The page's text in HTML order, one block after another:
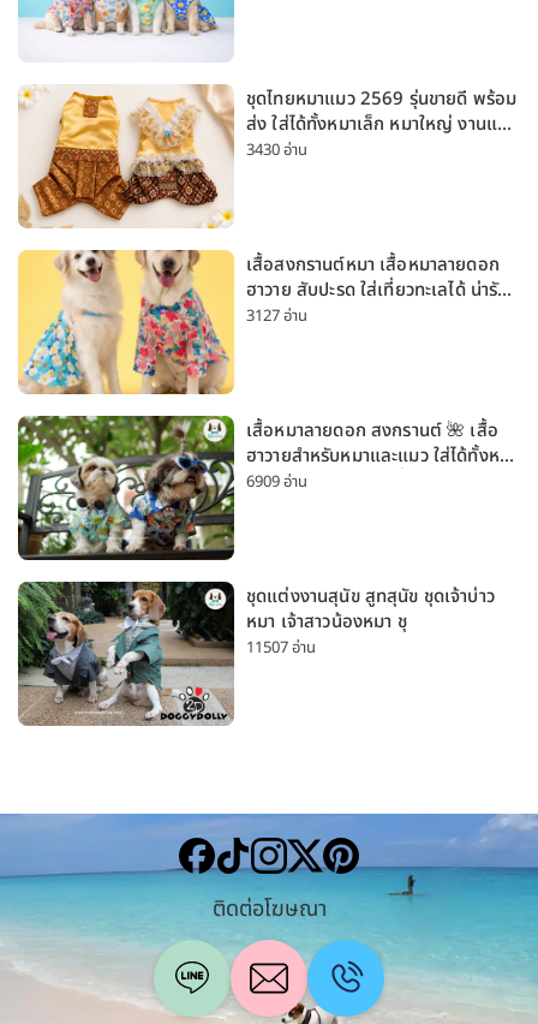
ชุดไทยหมาแมว 2569 รุ่นขายดี พร้อม
ส่ง ใส่ได้ทั้งหมาเล็ก หมาใหญ่ งานแต่ง
สงกรานต์ ลอยกระทง
3430 อ่าน
เสื้อสงกรานต์หมา เสื้อหมาลายดอก
ฮาวาย สับปะรด ใส่เที่ยวทะเลได้ น่ารัก
ใส่ได้ทั้งหมาเล็กและหมาใหญ่
3127 อ่าน
เสื้อหมาลายดอก สงกรานต์ 🌺 เสื้อ
ฮาวายสำหรับหมาและแมว ใส่ได้ทั้งหมา
เล็กและหมาใหญ่ ใส่เที่ยวทะเลน่ารัก
6909 อ่าน
ชุดแต่งงานสุนัข สูทสุนัข ชุดเจ้าบ่าว
หมา เจ้าสาวน้องหมา ชุ
11507 อ่าน
ติดต่อโฆษณา